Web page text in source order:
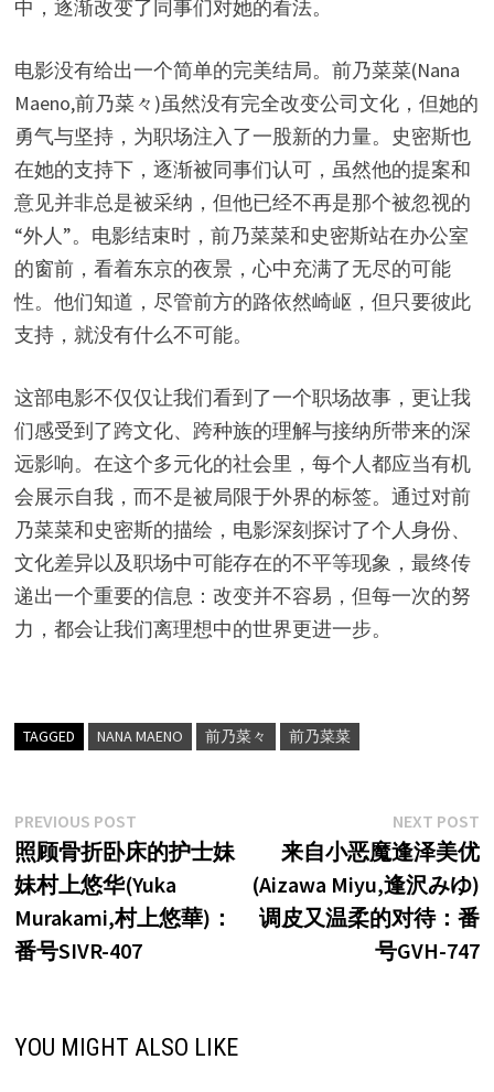
中，逐渐改变了同事们对她的看法。
电影没有给出一个简单的完美结局。前乃菜菜(Nana
Maeno,前乃菜々)虽然没有完全改变公司文化，但她的
勇气与坚持，为职场注入了一股新的力量。史密斯也
在她的支持下，逐渐被同事们认可，虽然他的提案和
意见并非总是被采纳，但他已经不再是那个被忽视的
“外人”。电影结束时，前乃菜菜和史密斯站在办公室
的窗前，看着东京的夜景，心中充满了无尽的可能
性。他们知道，尽管前方的路依然崎岖，但只要彼此
支持，就没有什么不可能。
这部电影不仅仅让我们看到了一个职场故事，更让我
们感受到了跨文化、跨种族的理解与接纳所带来的深
远影响。在这个多元化的社会里，每个人都应当有机
会展示自我，而不是被局限于外界的标签。通过对前
乃菜菜和史密斯的描绘，电影深刻探讨了个人身份、
文化差异以及职场中可能存在的不平等现象，最终传
递出一个重要的信息：改变并不容易，但每一次的努
力，都会让我们离理想中的世界更进一步。
TAGGED NANA MAENO 前乃菜々 前乃菜菜
文
章
导
航
PREVIOUS POSTPrevious
post:
照顾骨折卧床的护士妹
妹村上悠华(Yuka
Murakami,村上悠華)：
番号SIVR-407
NEXT POST
来自小恶魔逢泽美优
(Aizawa Miyu,逢沢みゆ)
调皮又温柔的对待：番
号GVH-747
YOU MIGHT ALSO LIKE